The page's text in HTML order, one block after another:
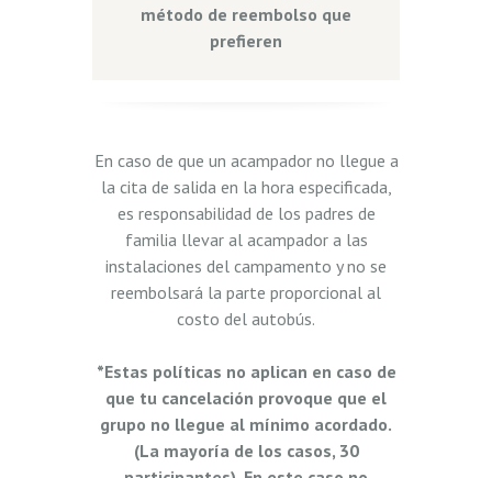
método de reembolso que
prefieren
En caso de que un acampador no llegue a
la cita de salida en la hora especificada,
es responsabilidad de los padres de
familia llevar al acampador a las
instalaciones del campamento y no se
reembolsará la parte proporcional al
costo del autobús.
*Estas políticas no aplican en caso de
que tu cancelación provoque que el
grupo no llegue al mínimo acordado.
(La mayoría de los casos, 30